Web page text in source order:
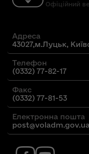
Офіційний
Адреса
43027,м.Луцьк,
Телефон
(0332) 77-82-17
Факс
(0332) 77-81-53
Електронна пошта
post@voladm.gov.ua